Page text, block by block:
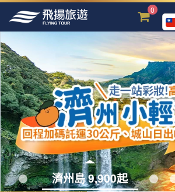
0
深度員工旅遊